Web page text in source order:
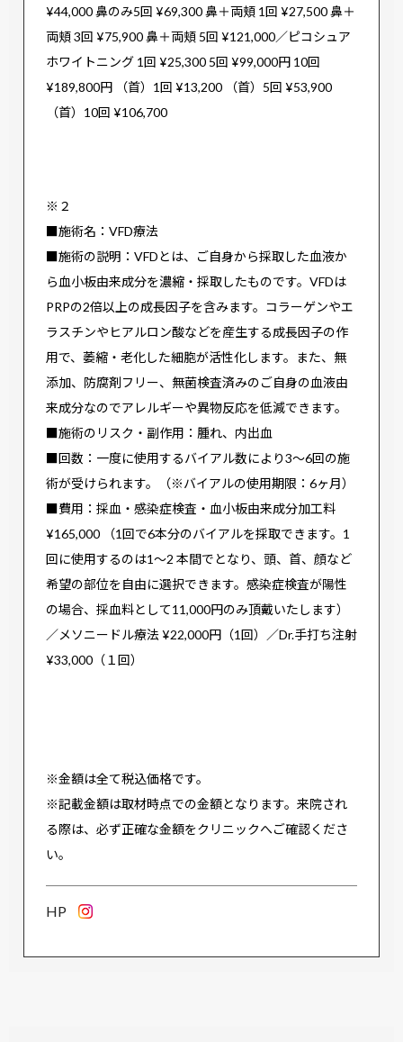
¥44,000 鼻のみ5回 ¥69,300 鼻＋両頬 1回 ¥27,500 鼻＋
両頬 3回 ¥75,900 鼻＋両頬 5回 ¥121,000／ピコシュア
ホワイトニング 1回 ¥25,300 5回 ¥99,000円 10回
¥189,800円 （首）1回 ¥13,200 （首）5回 ¥53,900
（首）10回 ¥106,700
※２
■施術名：VFD療法
■施術の説明：VFDとは、ご自身から採取した血液か
ら血小板由来成分を濃縮・採取したものです。VFDは
PRPの2倍以上の成長因子を含みます。コラーゲンやエ
ラスチンやヒアルロン酸などを産生する成長因子の作
用で、萎縮・老化した細胞が活性化します。また、無
添加、防腐剤フリー、無菌検査済みのご自身の血液由
来成分なのでアレルギーや異物反応を低減できます。
■施術のリスク・副作用：腫れ、内出血
■回数：一度に使用するバイアル数により3～6回の施
術が受けられます。（※バイアルの使用期限：6ヶ月）
■費用：採血・感染症検査・血小板由来成分加工料
¥165,000 （1回で6本分のバイアルを採取できます。1
回に使用するのは1～2 本間でとなり、頭、首、顔など
希望の部位を自由に選択できます。感染症検査が陽性
の場合、採血料として11,000円のみ頂戴いたします）
／メソニードル療法 ¥22,000円（1回）／Dr.手打ち注射
¥33,000（１回）
※金額は全て税込価格です。
※記載金額は取材時点での金額となります。来院され
る際は、必ず正確な金額をクリニックへご確認くださ
い。
HP